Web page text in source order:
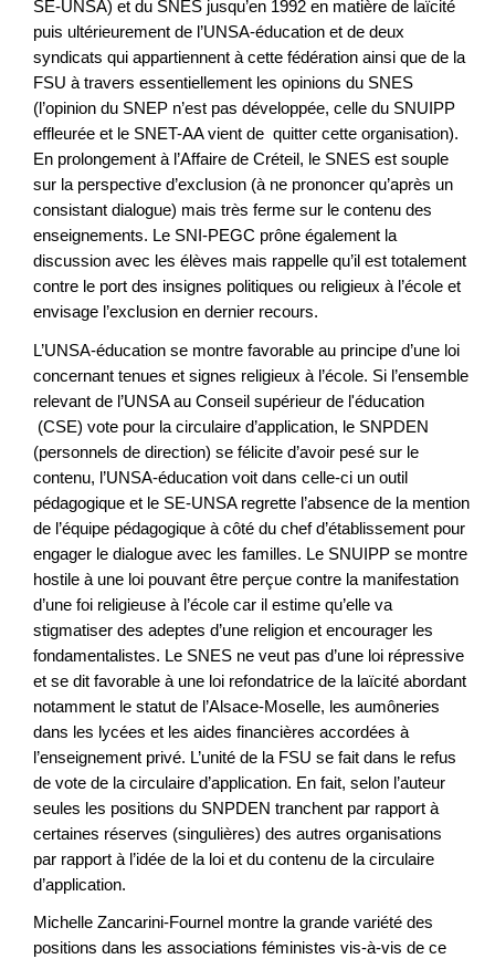
SE-UNSA) et du SNES jusqu’en 1992 en matière de laïcité
puis ultérieurement de l’UNSA-éducation et de deux
syndicats qui appartiennent à cette fédération ainsi que de la
FSU à travers essentiellement les opinions du SNES
(l’opinion du SNEP n’est pas développée, celle du SNUIPP
effleurée et le SNET-AA vient de quitter cette organisation).
En prolongement à l’Affaire de Créteil, le SNES est souple
sur la perspective d’exclusion (à ne prononcer qu’après un
consistant dialogue) mais très ferme sur le contenu des
enseignements. Le SNI-PEGC prône également la
discussion avec les élèves mais rappelle qu’il est totalement
contre le port des insignes politiques ou religieux à l’école et
envisage l’exclusion en dernier recours.
L’UNSA-éducation se montre favorable au principe d’une loi
concernant tenues et signes religieux à l’école. Si l’ensemble
relevant de l’UNSA au Conseil supérieur de l'éducation
(CSE) vote pour la circulaire d’application, le SNPDEN
(personnels de direction) se félicite d’avoir pesé sur le
contenu, l’UNSA-éducation voit dans celle-ci un outil
pédagogique et le SE-UNSA regrette l’absence de la mention
de l’équipe pédagogique à côté du chef d’établissement pour
engager le dialogue avec les familles. Le SNUIPP se montre
hostile à une loi pouvant être perçue contre la manifestation
d’une foi religieuse à l’école car il estime qu’elle va
stigmatiser des adeptes d’une religion et encourager les
fondamentalistes. Le SNES ne veut pas d’une loi répressive
et se dit favorable à une loi refondatrice de la laïcité abordant
notamment le statut de l’Alsace-Moselle, les aumôneries
dans les lycées et les aides financières accordées à
l’enseignement privé. L’unité de la FSU se fait dans le refus
de vote de la circulaire d’application. En fait, selon l’auteur
seules les positions du SNPDEN tranchent par rapport à
certaines réserves (singulières) des autres organisations
par rapport à l’idée de la loi et du contenu de la circulaire
d’application.
Michelle Zancarini-Fournel montre la grande variété des
positions dans les associations féministes vis-à-vis de ce